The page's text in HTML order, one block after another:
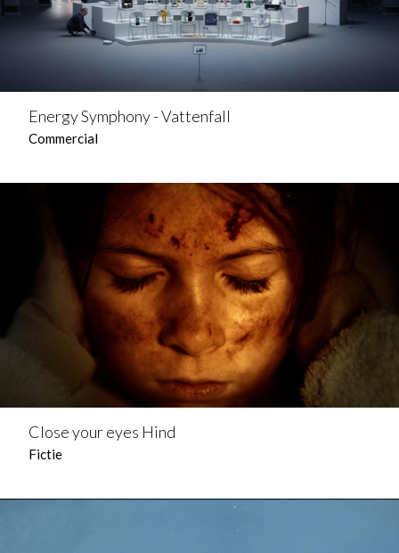
Energy Symphony - Vattenfall
Commercial
Close your eyes Hind
Fictie